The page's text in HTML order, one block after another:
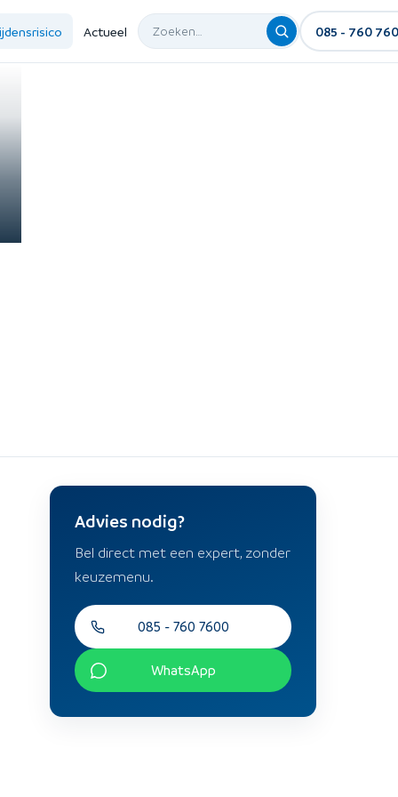
Actueel 085 - 760
Advies nodig?
Bel direct met een expert, zonder
keuzemenu.
085 - 760 7600
WhatsApp